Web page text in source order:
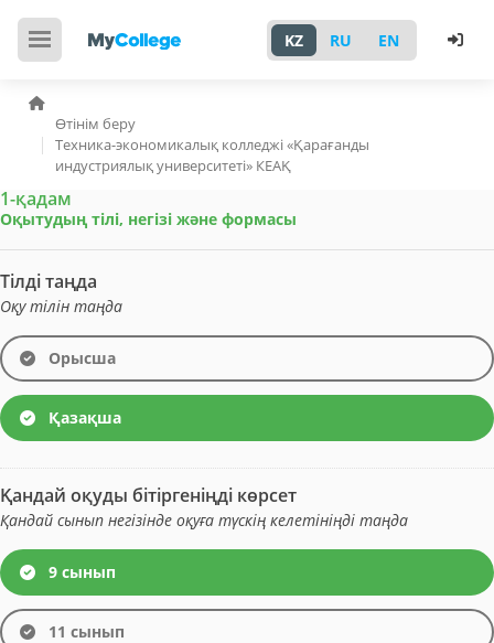
KZ RU EN
Өтінім беру
Техника-экономикалық колледжі «Қарағанды
индустриялық университеті» КЕАҚ
1-қадам
Оқытудың тілі, негізі және формасы
Тілді таңда
Оқу тілін таңда
Орысша
Қазақша
Қандай оқуды бітіргеніңді көрсет
Қандай сынып негізінде оқуға түскің келетініңді таңда
9 сынып
11 сынып